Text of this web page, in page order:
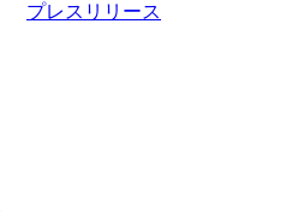
プレスリリース